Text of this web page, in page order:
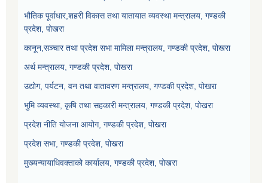
भौतिक पूर्वाधार,शहरी विकास तथा यातायात व्यवस्था मन्त्रालय, गण्डकी
प्रदेश, पोखरा
कानून,सञ्चार तथा प्रदेश सभा मामिला मन्त्रालय, गण्डकी प्रदेश, पोखरा
अर्थ मन्त्रालय, गण्डकी प्रदेश, पोखरा
उद्योग, पर्यटन, वन तथा वातावरण मन्त्रालय, गण्डकी प्रदेश, पोखरा
भुमि व्यवस्था, कृषि तथा सहकारी मन्त्रालय, गण्डकी प्रदेश, पोखरा
प्रदेश नीति योजना आयोग, गण्डकी प्रदेश, पोखरा
प्रदेश सभा, गण्डकी प्रदेश, पोखरा
मुख्यन्यायाधिवक्ताको कार्यालय, गण्डकी प्रदेश, पोखरा